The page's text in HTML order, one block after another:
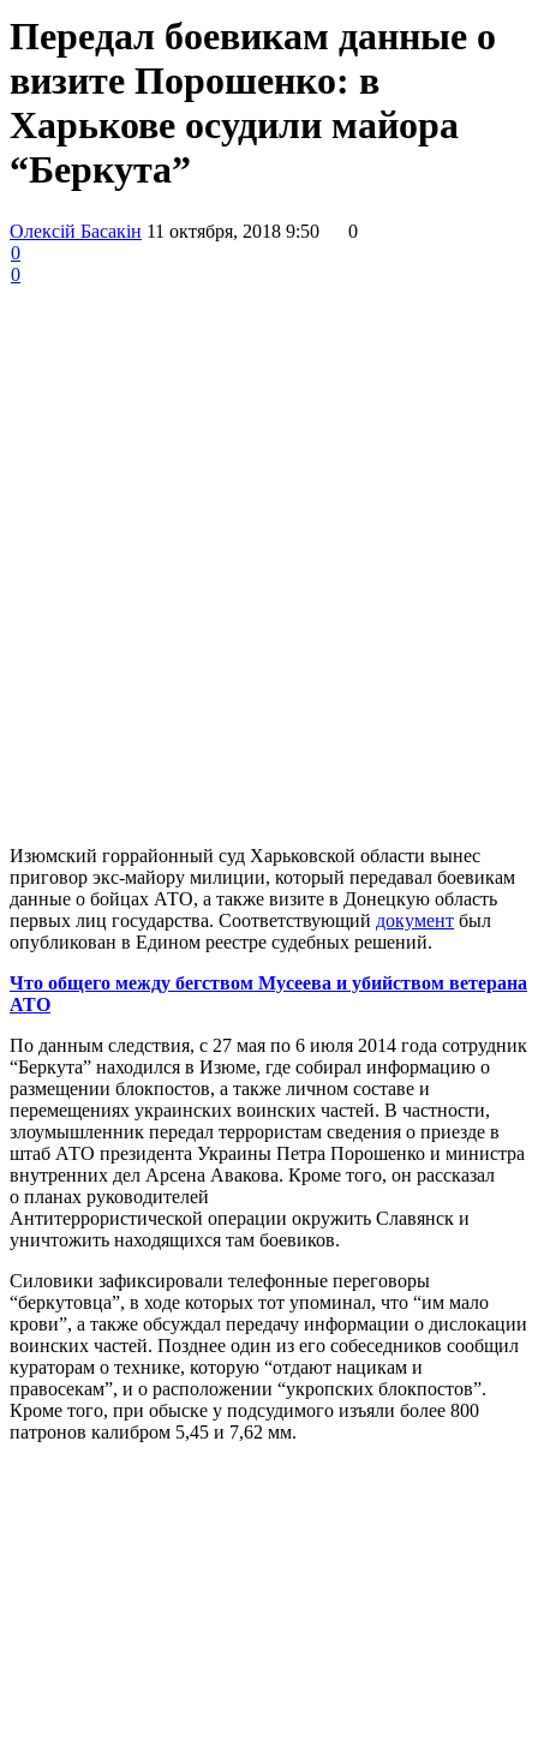
Передал боевикам данные о
визите Порошенко: в
Харькове осудили майора
“Беркута”
Олексій Басакін 11 октября, 2018 9:50
0
0
0
Изюмский горрайонный суд Харьковской области вынес
приговор экс-майору милиции, который передавал боевикам
данные о бойцах АТО, а также визите в Донецкую область
первых лиц государства. Соответствующий документ был
опубликован в Едином реестре судебных решений.
Что общего между бегством Мусеева и убийством ветерана
АТО
По данным следствия, с 27 мая по 6 июля 2014 года сотрудник
“Беркута” находился в Изюме, где собирал информацию о
размещении блокпостов, а также личном составе и
перемещениях украинских воинских частей. В частности,
злоумышленник передал террористам сведения о приезде в
штаб АТО президента Украины Петра Порошенко и министра
внутренних дел Арсена Авакова. Кроме того, он рассказал
о планах руководителей
Антитеррористической операции окружить Славянск и
уничтожить находящихся там боевиков.
Силовики зафиксировали телефонные переговоры
“беркутовца”, в ходе которых тот упоминал, что “им мало
крови”, а также обсуждал передачу информации о дислокации
воинских частей. Позднее один из его собеседников сообщил
кураторам о технике, которую “отдают нацикам и
правосекам”, и о расположении “укропских блокпостов”.
Кроме того, при обыске у подсудимого изъяли более 800
патронов калибром 5,45 и 7,62 мм.